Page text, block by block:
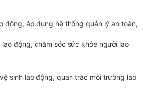
động, áp dụng hệ thống quản lý an toàn,
động, chăm sóc sức khỏe người lao
sinh lao động, quan trắc môi trường lao